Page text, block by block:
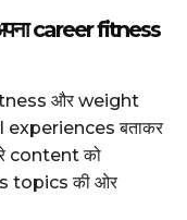
career fitness
और weight
experiences बताकर
content को
topics की ओर